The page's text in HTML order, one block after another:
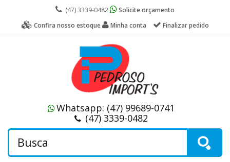
(47) 3339-0482
Solicite orçamento
Confira nosso estoque
Minha conta Finalizar pedido
Whatsapp: (47) 99689-0741
(47) 3339-0482